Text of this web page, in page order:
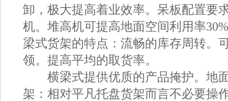
卸，极大提高着业效率。呆板配置要
机。堆高机可提高地面空间利用率
梁式货架的特点：流畅的库存周转。
领。提高平均的取货率。
横梁式提供优质的产品掩护。地面
架：相对平凡托盘货架而言不必要操